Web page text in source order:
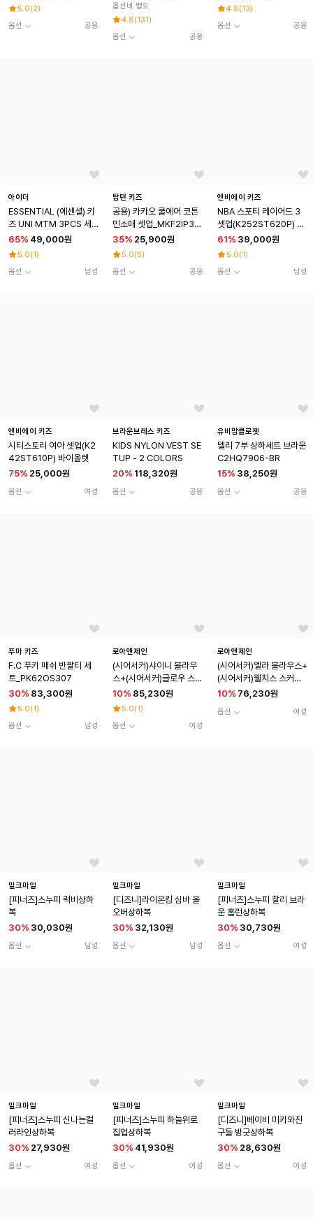
5.0(2)
옵션
공용
옵션비 별도
4.8(131 )
옵션
공용
4.8(13)
옵션
공용
아이더
ESSENTIAL (에센셜) 키
즈 UNI MTM 3PCS 세
트_Light Pink
65% 49,000원
5.0(1)
옵션
남성
탑텐 키즈
공용) 카카오 쿨에어 코튼
민소매 셋업_MKF2IP38
01
35% 25,900원
5.0(5)
옵션
공용
엔비에이 키즈
NBA 스포티 레이어드 3
셋업(K252ST620P) 블
랙
61% 39,000원
5.0(1)
옵션
남성
엔비에이 키즈
시티스토리 여아 셋업(K2
42ST610P) 바이올렛
75% 25,000원
옵션 여성
브라운브레스 키즈
KIDS NYLON VEST SE
TUP - 2 COLORS
20% 118,320원
옵션 공용
유비맘클로젯
델리 7부 상하세트 브라운
C2HQ7906-BR
15% 38,250원
옵션 공용
푸마 키즈
F.C 푸키 매쉬 반팔티 세
트_PK62OS307
30% 83,300원
5.0(1)
옵션
남성
로아앤제인
(시어서커)샤이니 블라우
스+(시어서커)글로우 스커
트 SET
10% 85,230원
5.0(1)
옵션
여성
로아앤제인
(시어서커)엘라 블라우스+
(시어서커)웰치스 스커트
SET
10% 76,230원
옵션 여성
밀크마일
[피너츠]스누피 럭비상하
복
30% 30,030원
옵션 남성
밀크마일
[디즈니]라이온킹 심바 올
오버상하복
30% 32,130원
옵션 남성
밀크마일
[피너츠]스누피 찰리 브라
운 홈런상하복
30% 30,730원
옵션 여성
밀크마일
[피너츠]스누피 신나는컬
러라인상하복
30% 27,930원
옵션 여성
밀크마일
[피너츠]스누피 하늘위로
집업상하복
30% 41,930원
옵션 여성
밀크마일
[디즈니]베이비 미키와친
구들 방긋상하복
30% 28,630원
옵션 여성